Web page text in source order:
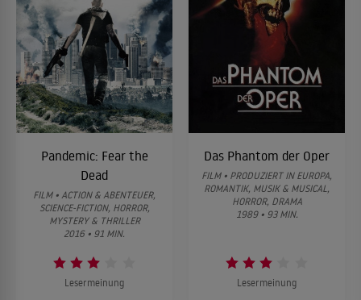
Pandemic: Fear the
Dead
FILM • ACTION & ABENTEUER,
SCIENCE-FICTION, HORROR,
MYSTERY & THRILLER
2016 • 91 MIN.
Lesermeinung
Das Phantom der Oper
FILM • PRODUZIERT IN EUROPA,
ROMANTIK, MUSIK & MUSICAL,
HORROR, DRAMA
1989 • 93 MIN.
Lesermeinung